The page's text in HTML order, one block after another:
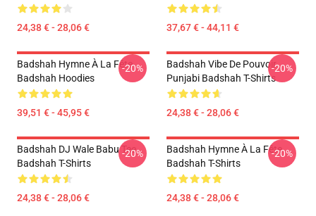
24,38 € - 28,06 € 37,67 € - 44,11 €
Badshah Hymne À La Fête
Badshah Hoodies
39,51 € - 45,95 €
-20%
Badshah Vibe De Pouvoir
Punjabi Badshah T-Shirts
24,38 € - 28,06 €
-20%
Badshah DJ Wale Babu Tee
Badshah T-Shirts
24,38 € - 28,06 €
-20%
Badshah Hymne À La Fête
Badshah T-Shirts
24,38 € - 28,06 €
-20%